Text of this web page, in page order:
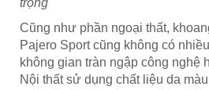
trọng
Cũng như phần ngoại thất,
Pajero Sport cũng không có
không gian tràn ngập công nghệ
Nội thất sử dụng chất liệu da